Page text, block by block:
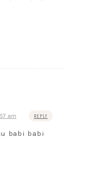
am REPLY
babi babi